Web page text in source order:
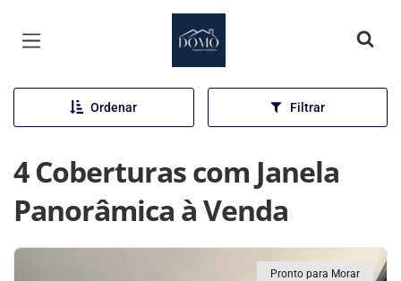
Página inicial
Ordenar Filtrar
4 Coberturas com Janela
Panorâmica à Venda
Pronto para Morar